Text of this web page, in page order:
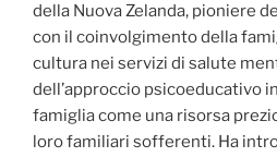
della Nuova Zelanda, pioniere
con il coinvolgimento della
cultura nei servizi di salute
dell’approccio psicoeducativo
famiglia come una risorsa
loro familiari sofferenti. Ha